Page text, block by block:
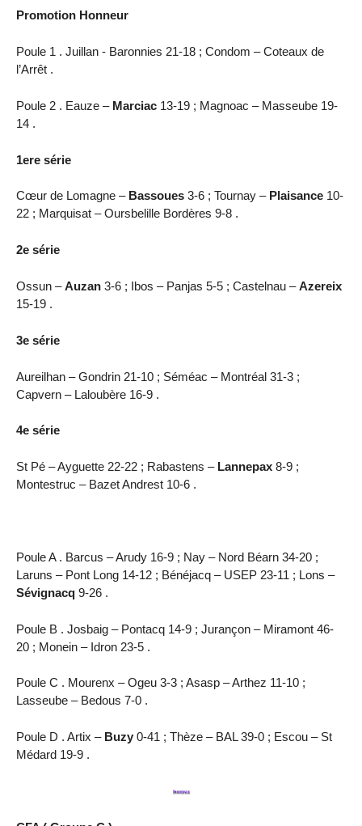
Promotion Honneur
Poule 1 . Juillan - Baronnies 21-18 ; Condom – Coteaux de
l’Arrêt .
Poule 2 . Eauze – Marciac 13-19 ; Magnoac – Masseube 19-
14 .
1ere série
Cœur de Lomagne – Bassoues 3-6 ; Tournay – Plaisance 10-
22 ; Marquisat – Oursbelille Bordères 9-8 .
2e série
Ossun –Auzan 3-6 ; Ibos – Panjas 5-5 ; Castelnau –Azereix
15-19 .
3e série
Aureilhan – Gondrin 21-10 ; Séméac – Montréal 31-3 ;
Capvern – Laloubère 16-9 .
4e série
St Pé – Ayguette 22-22 ; Rabastens – Lannepax 8-9 ;
Montestruc – Bazet Andrest 10-6 .
Poule A . Barcus – Arudy 16-9 ; Nay – Nord Béarn 34-20 ;
Laruns – Pont Long 14-12 ; Bénéjacq – USEP 23-11 ; Lons –
Sévignacq 9-26 .
Poule B . Josbaig – Pontacq 14-9 ; Jurançon – Miramont 46-
20 ; Monein – Idron 23-5 .
Poule C . Mourenx – Ogeu 3-3 ; Asasp – Arthez 11-10 ;
Lasseube – Bedous 7-0 .
Poule D . Artix – Buzy 0-41 ; Thèze – BAL 39-0 ; Escou – St
Médard 19-9 .